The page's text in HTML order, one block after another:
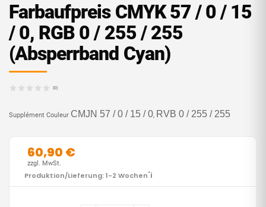
Farbaufpreis CMYK 57 / 0 / 15
/ 0, RGB 0 / 255 / 255
(Absperrband Cyan)
(0)
Supplément Couleur CMJN 57 / 0 / 15 / 0, RVB 0 / 255 / 255
60,90 €
Produktion/Lieferung: 1-2 Wochen*i
zzgl. MwSt.